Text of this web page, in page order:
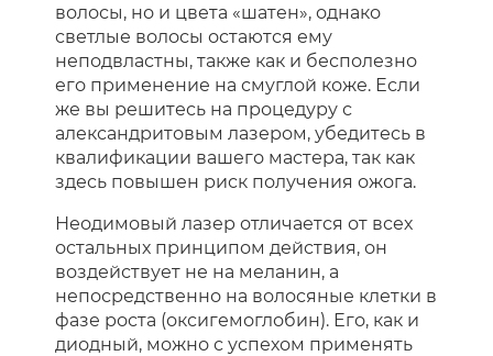
волосы, но и цвета «шатен», однако
светлые волосы остаются ему
неподвластны, также как и бесполезно
его применение на смуглой коже. Если
же вы решитесь на процедуру с
александритовым лазером, убедитесь в
квалификации вашего мастера, так как
здесь повышен риск получения ожога.
Неодимовый лазер отличается от всех
остальных принципом действия, он
воздействует не на меланин, а
непосредственно на волосяные клетки в
фазе роста (оксигемоглобин). Его, как и
диодный, можно с успехом применять